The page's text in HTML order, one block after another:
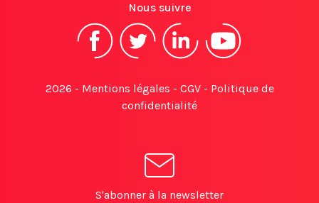
Nous suivre
2026 - Mentions légales - CGV- Politique de
confidentialité
S'abonner à la newsletter